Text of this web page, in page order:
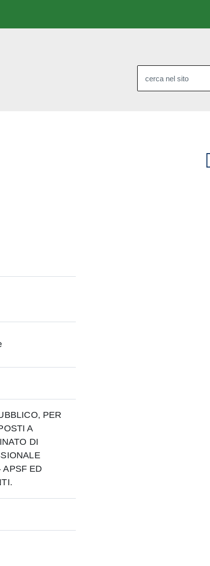
cerca nel sito
PER
A
DI
APSF ED